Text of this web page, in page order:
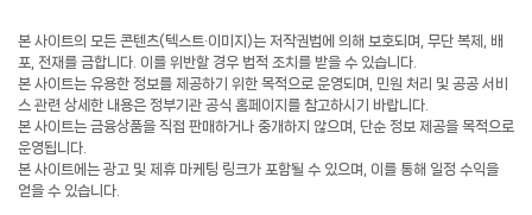
본 사이트의 모든 콘텐츠(텍스트·이미지)는 저작권법에 의해 보호되며, 무단 복제, 배
포, 전재를 금합니다. 이를 위반할 경우 법적 조치를 받을 수 있습니다.
본 사이트는 유용한 정보를 제공하기 위한 목적으로 운영되며, 민원 처리 및 공공 서비
스 관련 상세한 내용은 정부기관 공식 홈페이지를 참고하시기 바랍니다.
본 사이트는 금융상품을 직접 판매하거나 중개하지 않으며, 단순 정보 제공을 목적으로
운영됩니다.
본 사이트에는 광고 및 제휴 마케팅 링크가 포함될 수 있으며, 이를 통해 일정 수익을
얻을 수 있습니다.